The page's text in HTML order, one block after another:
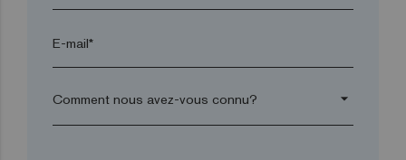
E-mail*
arrow_drop_down